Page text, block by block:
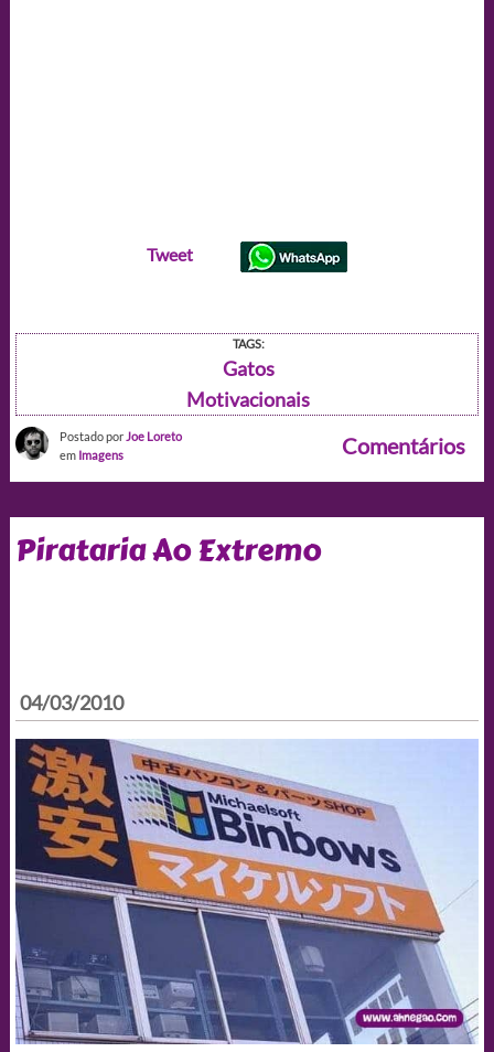
Tweet
TAGS:
Gatos
Motivacionais
Postado por Joe Loreto
em Imagens Comentários
Pirataria Ao Extremo
04/03/2010